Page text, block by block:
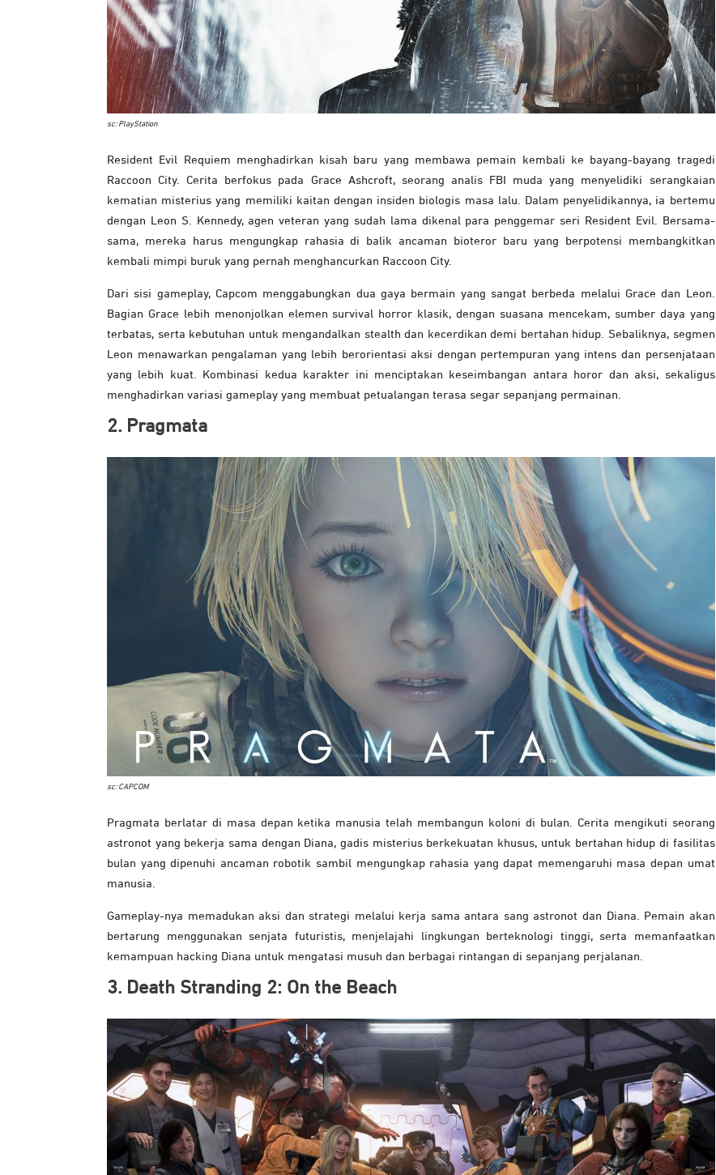
sc: PlayStation
Resident Evil Requiem menghadirkan kisah baru yang membawa pemain kembali ke bayang-bayang tragedi
Raccoon City. Cerita berfokus pada Grace Ashcroft, seorang analis FBI muda yang menyelidiki serangkaian
kematian misterius yang memiliki kaitan dengan insiden biologis masa lalu. Dalam penyelidikannya, ia bertemu
dengan Leon S. Kennedy, agen veteran yang sudah lama dikenal para penggemar seri Resident Evil. Bersama-
sama, mereka harus mengungkap rahasia di balik ancaman bioteror baru yang berpotensi membangkitkan
kembali mimpi buruk yang pernah menghancurkan Raccoon City.
Dari sisi gameplay, Capcom menggabungkan dua gaya bermain yang sangat berbeda melalui Grace dan Leon.
Bagian Grace lebih menonjolkan elemen survival horror klasik, dengan suasana mencekam, sumber daya yang
terbatas, serta kebutuhan untuk mengandalkan stealth dan kecerdikan demi bertahan hidup. Sebaliknya, segmen
Leon menawarkan pengalaman yang lebih berorientasi aksi dengan pertempuran yang intens dan persenjataan
yang lebih kuat. Kombinasi kedua karakter ini menciptakan keseimbangan antara horor dan aksi, sekaligus
menghadirkan variasi gameplay yang membuat petualangan terasa segar sepanjang permainan.
2. Pragmata
sc: CAPCOM
Pragmata berlatar di masa depan ketika manusia telah membangun koloni di bulan. Cerita mengikuti seorang
astronot yang bekerja sama dengan Diana, gadis misterius berkekuatan khusus, untuk bertahan hidup di fasilitas
bulan yang dipenuhi ancaman robotik sambil mengungkap rahasia yang dapat memengaruhi masa depan umat
manusia.
Gameplay-nya memadukan aksi dan strategi melalui kerja sama antara sang astronot dan Diana. Pemain akan
bertarung menggunakan senjata futuristis, menjelajahi lingkungan berteknologi tinggi, serta memanfaatkan
kemampuan hacking Diana untuk mengatasi musuh dan berbagai rintangan di sepanjang perjalanan.
3. Death Stranding 2: On the Beach